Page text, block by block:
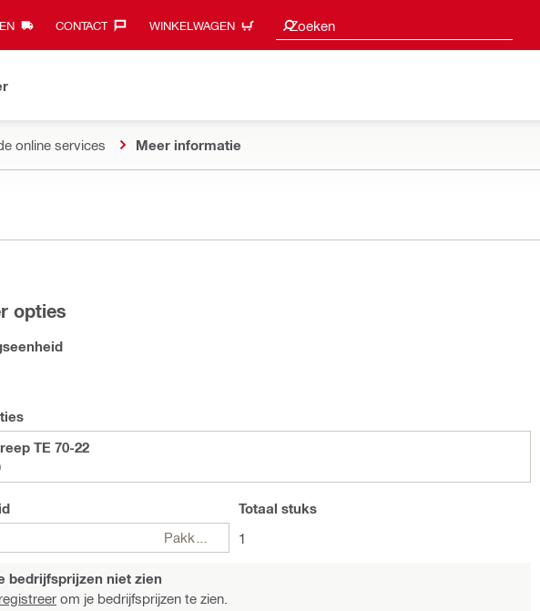
CONTACT‎ WINKELWAGEN Zoeken
Zoeksuggesties
online services Meer informatie
opties
TE 70-22
Pakketten
Totaal stuks
1
bedrijfsprijzen niet zien
om je bedrijfsprijzen te zien.